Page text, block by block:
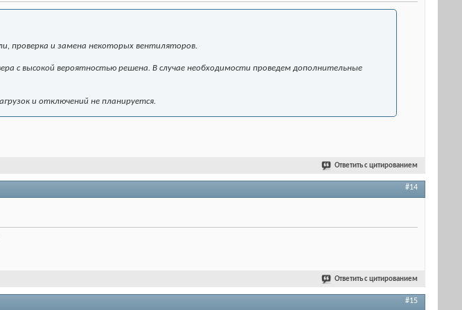
проверка и замена некоторых вентиляторов.
с высокой вероятностью решена. В случае необходимости проведем дополнительные
и отключений не планируется.
Ответить с цитированием
#14
Ответить с цитированием
#15